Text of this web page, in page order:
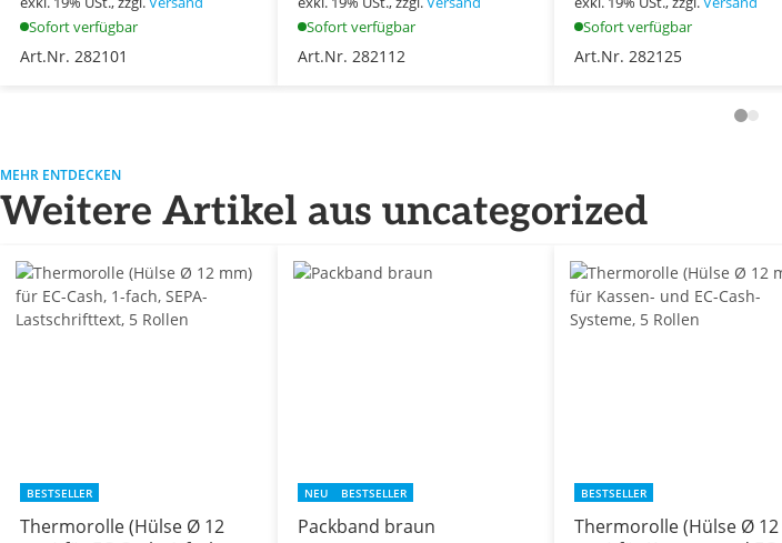
Sofort verfügbar
Art.Nr. 282101
Sofort verfügbar
Art.Nr. 282112
Sofort verfügbar
Art.Nr. 282125
MEHR ENTDECKEN
Weitere Artikel aus uncategorized
BESTSELLER
Thermorolle (Hülse Ø 12
NEU BESTSELLER
Packband braun
BESTSELLER
Thermorolle (Hülse Ø 12